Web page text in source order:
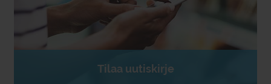
Tilaa uutiskirje